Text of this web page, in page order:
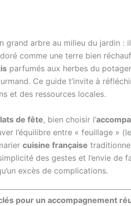
grand arbre au milieu du jardin
comme une terre bien
parfumés aux herbes du
Ce guide t’invite à
et des ressources locales.
de fête, bien choisir l’
l’équilibre entre « feuillage
cuisine française
des gestes et l’envie de
excès de complications.
pour un accompagnement